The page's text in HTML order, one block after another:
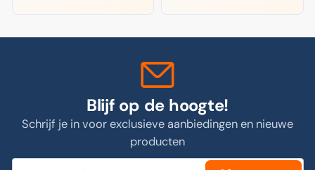
Blijf op de hoogte!
Schrijf je in voor exclusieve aanbiedingen en nieuwe
producten
Jouw